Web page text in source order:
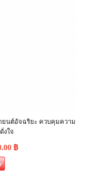
ยนต์อัจฉริยะ ควบคุมความ
งใจ
฿